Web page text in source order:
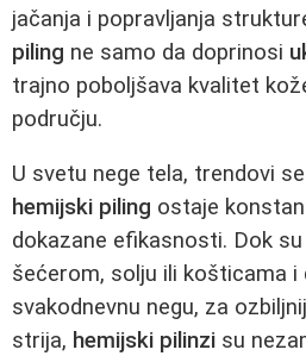
jačanja i popravljanja
piling ne samo da doprinosi
trajno poboljšava kvalitet
području.
U svetu nege tela, trendovi
hemijski piling ostaje
dokazane efikasnosti. Dok
šećerom, solju ili košticama i
svakodnevnu negu, za
strija, hemijski pilinzi su